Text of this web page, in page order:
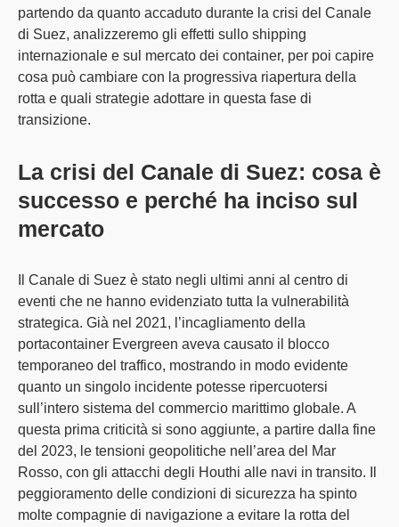
partendo da quanto accaduto durante la crisi del Canale
di Suez, analizzeremo gli effetti sullo shipping
internazionale e sul mercato dei container, per poi capire
cosa può cambiare con la progressiva riapertura della
rotta e quali strategie adottare in questa fase di
transizione.
La crisi del Canale di Suez: cosa è
successo e perché ha inciso sul
mercato
Il Canale di Suez è stato negli ultimi anni al centro di
eventi che ne hanno evidenziato tutta la vulnerabilità
strategica. Già nel 2021, l’incagliamento della
portacontainer Evergreen aveva causato il
blocco
temporaneo del traffico, mostrando in modo evidente
quanto un singolo incidente potesse ripercuotersi
sull’intero sistema del commercio marittimo globale. A
questa prima criticità si sono aggiunte, a partire dalla fine
del 2023, le tensioni geopolitiche nell’area del Mar
Rosso, con gli attacchi degli Houthi alle navi in transito. Il
peggioramento delle condizioni di sicurezza ha spinto
molte compagnie di navigazione a evitare la rotta del